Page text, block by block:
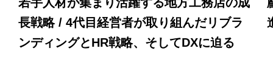
長戦略 / 4代目経営者が取り組んだリブラ
ンディングとHR戦略、そしてDXに迫る